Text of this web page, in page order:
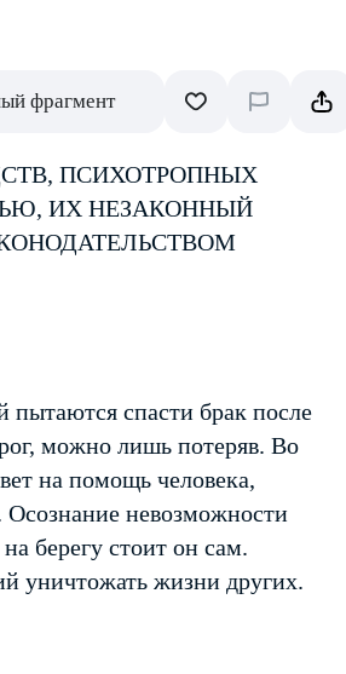
фрагмент
ПСИХОТРОПНЫХ
ИХ НЕЗАКОННЫЙ
спасти брак после
можно лишь потеряв. Во
на помощь человека,
Осознание невозможности
берегу стоит он сам.
уничтожать жизни других.